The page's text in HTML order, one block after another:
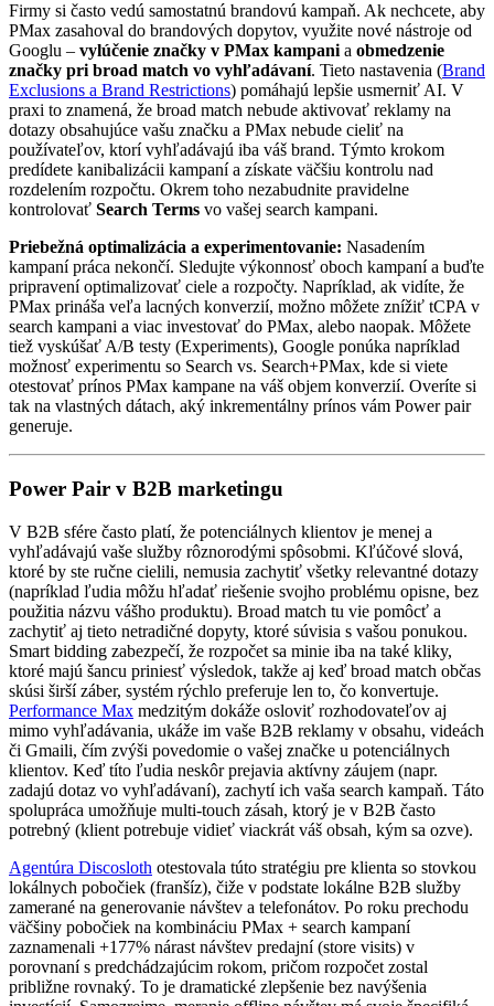
Firmy si často vedú samostatnú brandovú kampaň. Ak nechcete, aby
PMax zasahoval do brandových dopytov, využite nové nástroje od
Googlu – vylúčenie značky v PMax kampani a obmedzenie
značky pri broad match vo vyhľadávaní. Tieto nastavenia (Brand
Exclusions a Brand Restrictions) pomáhajú lepšie usmerniť AI. V
praxi to znamená, že broad match nebude aktivovať reklamy na
dotazy obsahujúce vašu značku a PMax nebude cieliť na
používateľov, ktorí vyhľadávajú iba váš brand. Týmto krokom
predídete kanibalizácii kampaní a získate väčšiu kontrolu nad
rozdelením rozpočtu. Okrem toho nezabudnite pravidelne
kontrolovať Search Terms vo vašej search kampani.
Priebežná optimalizácia a experimentovanie: Nasadením
kampaní práca nekončí. Sledujte výkonnosť oboch kampaní a buďte
pripravení optimalizovať ciele a rozpočty. Napríklad, ak vidíte, že
PMax prináša veľa lacných konverzií, možno môžete znížiť tCPA v
search kampani a viac investovať do PMax, alebo naopak. Môžete
tiež vyskúšať A/B testy (Experiments), Google ponúka napríklad
možnosť experimentu so Search vs. Search+PMax, kde si viete
otestovať prínos PMax kampane na váš objem konverzií. Overíte si
tak na vlastných dátach, aký inkrementálny prínos vám Power pair
generuje.
Power Pair v B2B marketingu
V B2B sfére často platí, že potenciálnych klientov je menej a
vyhľadávajú vaše služby rôznorodými spôsobmi. Kľúčové slová,
ktoré by ste ručne cielili, nemusia zachytiť všetky relevantné dotazy
(napríklad ľudia môžu hľadať riešenie svojho problému opisne, bez
použitia názvu vášho produktu). Broad match tu vie pomôcť a
zachytiť aj tieto netradičné dopyty, ktoré súvisia s vašou ponukou.
Smart bidding zabezpečí, že rozpočet sa minie iba na také kliky,
ktoré majú šancu priniesť výsledok, takže aj keď broad match občas
skúsi širší záber, systém rýchlo preferuje len to, čo konvertuje.
Performance Max medzitým dokáže osloviť rozhodovateľov aj
mimo vyhľadávania, ukáže im vaše B2B reklamy v obsahu, videách
či Gmaili, čím zvýši povedomie o vašej značke u potenciálnych
klientov. Keď títo ľudia neskôr prejavia aktívny záujem (napr.
zadajú dotaz vo vyhľadávaní), zachytí ich vaša search kampaň. Táto
spolupráca umožňuje multi-touch zásah, ktorý je v B2B často
potrebný (klient potrebuje vidieť viackrát váš obsah, kým sa ozve).
Agentúra Discosloth otestovala túto stratégiu pre klienta so stovkou
lokálnych pobočiek (franšíz), čiže v podstate lokálne B2B služby
zamerané na generovanie návštev a telefonátov. Po roku prechodu
väčšiny pobočiek na kombináciu PMax + search kampaní
zaznamenali +177% nárast návštev predajní (store visits) v
porovnaní s predchádzajúcim rokom, pričom rozpočet zostal
približne rovnaký. To je dramatické zlepšenie bez navýšenia